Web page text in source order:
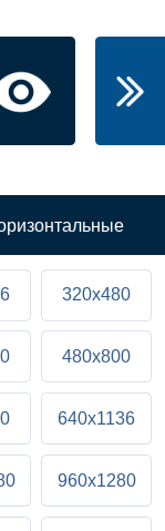
320x480
480x800
640x1136
960x1280